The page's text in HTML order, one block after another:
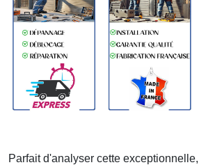
Parfait d'analyser cette